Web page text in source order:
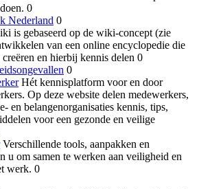
0
Nederland 0
is gebaseerd op de wiki-concept (zie
van een online encyclopedie die
creëren en hierbij kennis delen 0
0
Hét kennisplatform voor en door
Op deze website delen medewerkers,
en belangenorganisaties kennis, tips,
voor een gezonde en veilige
Verschillende tools, aanpakken en
u om samen te werken aan veiligheid en
werk. 0